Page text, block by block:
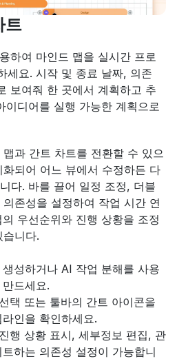
트
하여 마인드 맵을 실시간 프로
세요. 시작 및 종료 날짜, 의존
보여줘 한 곳에서 계획하고 추
이디어를 실행 가능한 계획으로
과 간트 차트를 전환할 수 있으
되어 어느 뷰에서 수정하든 다
다. 바를 끌어 일정 조정, 더블
존성을 설정하여 작업 시간 연
우선순위와 진행 상황을 조정
니다.
성하거나 AI 작업 분해를 사용
드세요.
택 또는 툴바의 간트 아이콘을
인을 확인하세요.
행 상황 표시, 세부정보 편집, 관
하는 의존성 설정이 가능합니